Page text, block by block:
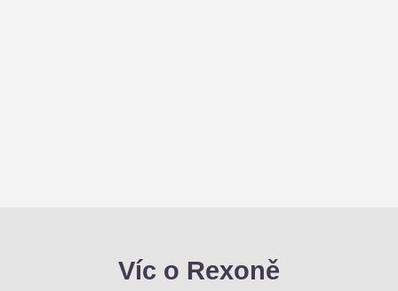
Víc o Rexoně